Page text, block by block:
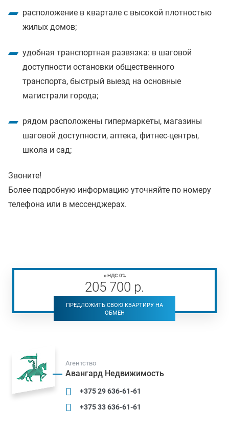
расположение в квартале с высокой плотностью
жилых домов;
удобная транспортная развязка: в шаговой
доступности остановки общественного
транспорта, быстрый выезд на основные
магистрали города;
рядом расположены гипермаркеты, магазины
шаговой доступности, аптека, фитнес-центры,
школа и сад;
Звоните!
Более подробную информацию уточняйте по номеру
телефона или в мессенджерах.
с НДС 0%
205 700 р.
ПРЕДЛОЖИТЬ СВОЮ КВАРТИРУ НА
ОБМЕН
Агентство
Авангард Недвижимость
+375 29 636-61-61
+375 33 636-61-61